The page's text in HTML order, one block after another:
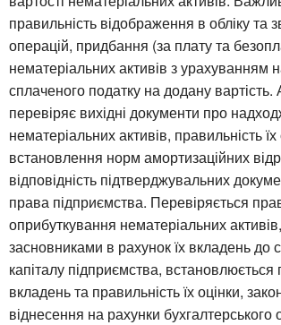
правильність відображення в обліку та
операцій, придбання (за плату та
нематеріальних активів з урахуванням
сплаченого податку на додану вартість.
перевіряє вихідні документи про
нематеріальних активів, правильність їх
встановлення норм амортизаційних
відповідність підтверджувальних
права підприємства. Перевіряється
оприбуткування нематеріальних
засновниками в рахунок їх вкладень до
капіталу підприємства, встановлюється
вкладень та правильність їх оцінки,
віднесення на рахунки бухгалтерського